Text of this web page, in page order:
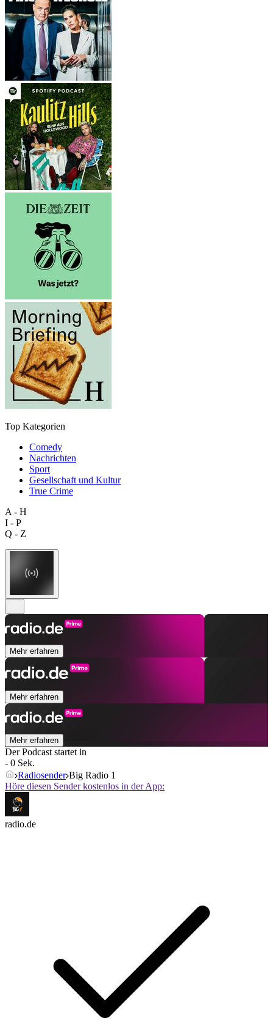
Top Kategorien
Comedy
Nachrichten
Sport
Gesellschaft und Kultur
True Crime
A - H
I - P
Q - Z
Mehr erfahren
Mehr erfahren
Mehr erfahren
Der Podcast startet in
- 0 Sek.
Radiosender Big Radio 1
Höre diesen Sender kostenlos in der App:
radio.de